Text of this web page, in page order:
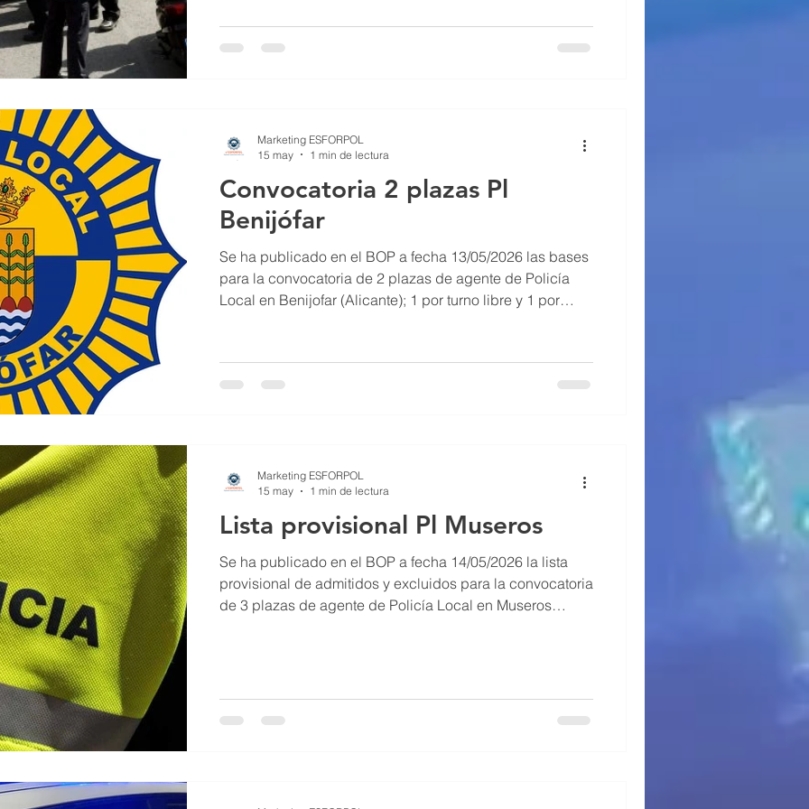
Convocatoria 2 plazas Pl
Benijófar
Se ha publicado en el BOP a fecha 13/05/2026 las bases
para la convocatoria de 2 plazas de agente de Policía
Local en Benijofar (Alicante); 1 por turno libre y 1 por
Marketing ESFORPOL
15 may
1 min de lectura
Lista provisional Pl Museros
Se ha publicado en el BOP a fecha 14/05/2026 la lista
provisional de admitidos y excluidos para la convocatoria
de 3 plazas de agente de Policía Local en Museros
Marketing ESFORPOL
15 may
1 min de lectura